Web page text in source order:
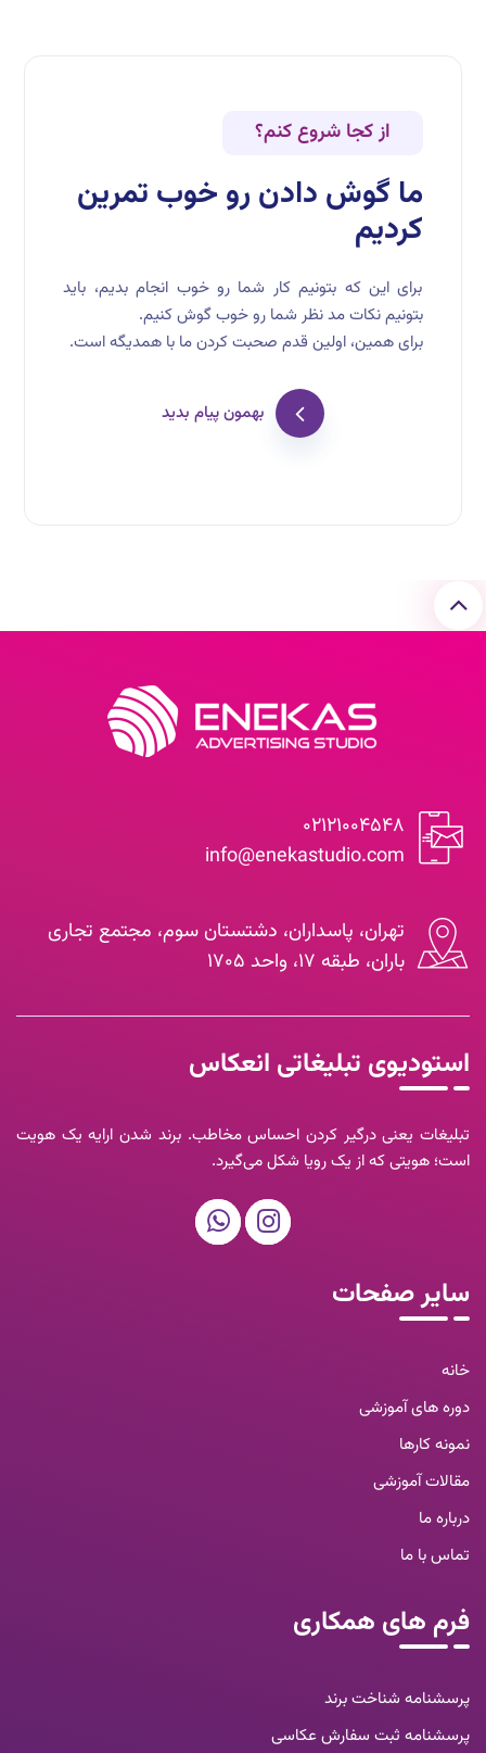
از کجا شروع کنم؟
ما گوش دادن رو خوب تمرین
کردیم
برای این که بتونیم کار شما رو خوب انجام بدیم، باید
بتونیم نکات مد نظر شما رو خوب گوش کنیم.
برای همین، اولین قدم صحبت کردن ما با همدیگه است.
بهمون پیام بدید
۰۲۱۲۱۰۰۴۵۴۸
info@enekastudio.com
تهران، پاسداران، دشتستان سوم، مجتمع تجاری
باران، طبقه ۱۷، واحد ۱۷۰۵
استودیوی تبلیغاتی انعکاس
تبلیغات یعنی درگیر کردن احساس مخاطب. برند شدن ارایه یک هویت
است؛ هویتی که از یک رویا شکل می‌گیرد.
سایر صفحات
خانه
دوره های آموزشی
نمونه کارها
مقالات آموزشی
درباره ما
تماس با ما
فرم های همکاری
پرسشنامه شناخت برند
پرسشنامه ثبت سفارش عکاسی